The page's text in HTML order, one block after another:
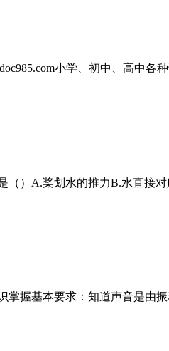
小学、初中、高中各
）A.桨划水的推力B.水直接
握基本要求：知道声音是由